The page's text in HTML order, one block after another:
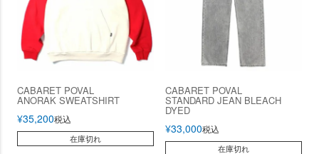
CABARET POVAL
ANORAK SWEATSHIRT
¥35,200税込
在庫切れ
CABARET POVAL
STANDARD JEAN BLEACH
DYED
¥33,000税込
在庫切れ